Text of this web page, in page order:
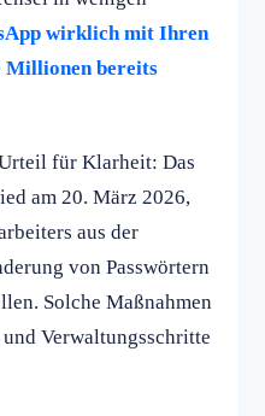
wirklich mit Ihren
Millionen bereits
für Klarheit: Das
am 20. März 2026,
aus der
von Passwörtern
Solche Maßnahmen
Verwaltungsschritte